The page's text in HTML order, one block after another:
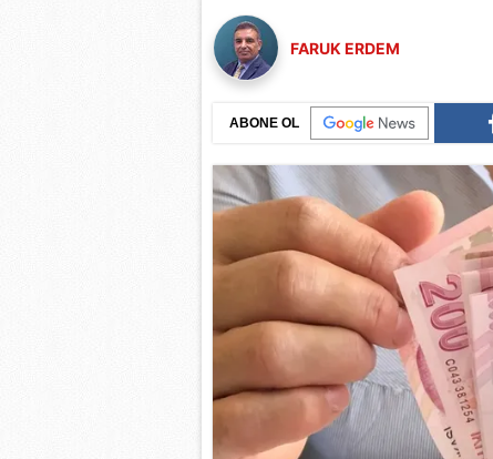
FARUK ERDEM
ABONE OL